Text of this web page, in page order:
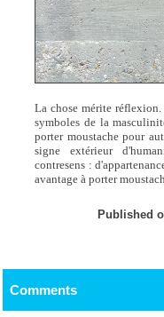
La chose mérite
symboles de la
porter moustache pour
signe extérieur
contresens :
avantage à porter
Published
Comments